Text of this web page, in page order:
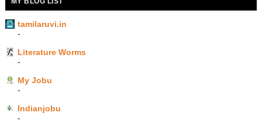
tamilaruvi.in
-
Literature Worms
-
My Jobu
-
Indianjobu
-